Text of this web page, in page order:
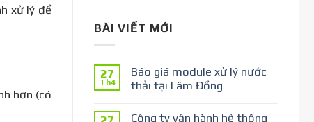
xử lý để
hơn (có
BÀI VIẾT MỚI
27
Th4
Báo giá module xử lý nước
thải tại Lâm Đồng
Công ty vận hành hệ thống